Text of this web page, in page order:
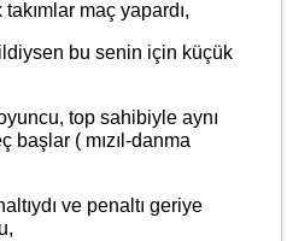
maç yapardı,
bu senin için küçük
top sahibiyle aynı
başlar ( mızıl-danma
ve penaltı geriye